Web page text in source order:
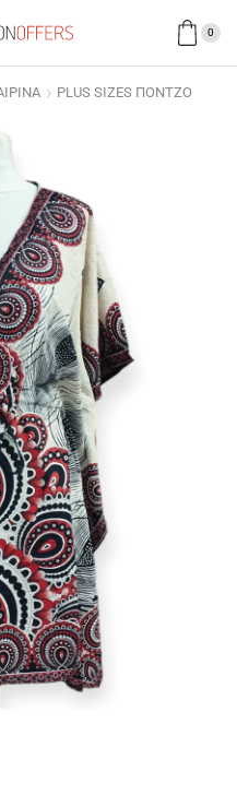
0
PLUS SIZES ΠΟΝΤΖΟ